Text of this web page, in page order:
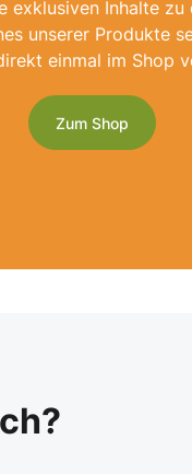
exklusiven Inhalte zu
unserer Produkte
einmal im Shop
Zum Shop